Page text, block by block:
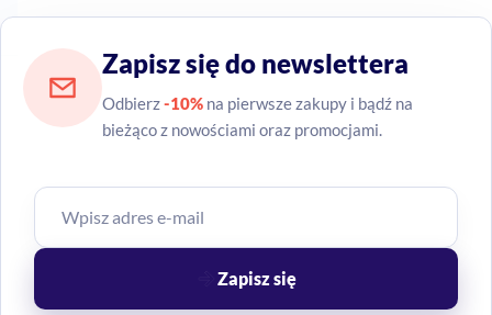
Zapisz się do newslettera
Odbierz-10% na pierwsze zakupy i bądź na
bieżąco z nowościami oraz promocjami.
Zapisz się